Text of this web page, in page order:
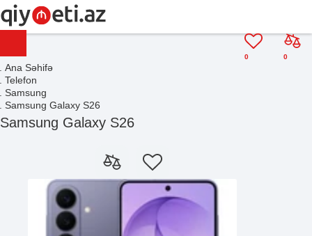
0
0
Ana Səhifə
Telefon
Samsung
Samsung Galaxy S26
Samsung Galaxy S26